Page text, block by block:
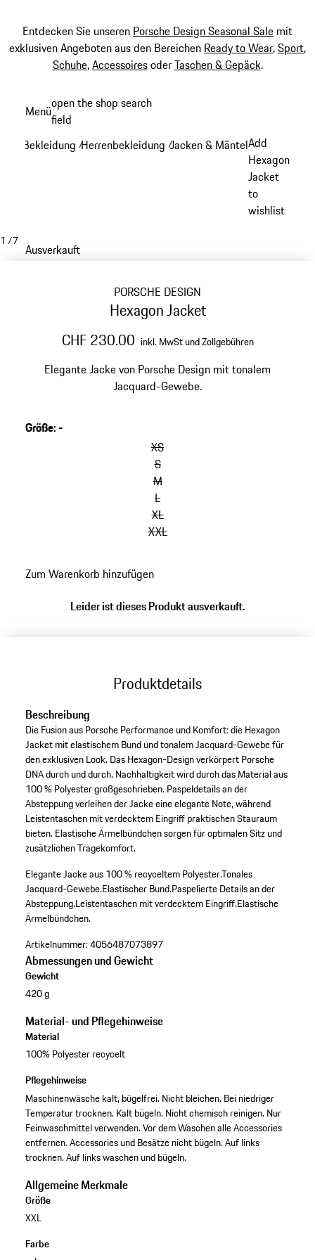
Entdecken Sie unseren Porsche Design Seasonal Sale mit
exklusiven Angeboten aus den Bereichen Ready to Wear,Sport,
Schuhe,AccessoiresoderTaschen & Gepäck.
Hauptinhalt
Menüopen the shop search
field
Bekleidung /Herrenbekleidung /Jacken & Mäntel /
Add
Hexagon
Jacket
to
wishlist
1 /7
Ausverkauft
PORSCHE DESIGN
Hexagon Jacket
CHF 230.00 inkl. MwSt und Zollgebühren
Elegante Jacke von Porsche Design mit tonalem
Jacquard-Gewebe.
Größe:-
XS
S
M
L
XL
XXL
Zum Warenkorb hinzufügen
Leider ist dieses Produkt ausverkauft.
Produktdetails
Beschreibung
Die Fusion aus Porsche Performance und Komfort: die Hexagon
Jacket mit elastischem Bund und tonalem Jacquard-Gewebe für
den exklusiven Look. Das Hexagon-Design verkörpert Porsche
DNA durch und durch. Nachhaltigkeit wird durch das Material aus
100 % Polyester großgeschrieben. Paspeldetails an der
Absteppung verleihen der Jacke eine elegante Note, während
Leistentaschen mit verdecktem Eingriff praktischen Stauraum
bieten. Elastische Ärmelbündchen sorgen für optimalen Sitz und
zusätzlichen Tragekomfort.
Elegante Jacke aus 100 % recyceltem Polyester.Tonales
Jacquard-Gewebe.Elastischer Bund.Paspelierte Details an der
Absteppung.Leistentaschen mit verdecktem Eingriff.Elastische
Ärmelbündchen.
Artikelnummer:4056487073897
Abmessungen und Gewicht
Gewicht
420 g
Material- und Pflegehinweise
Material
100% Polyester recycelt
Pflegehinweise
Maschinenwäsche kalt, bügelfrei. Nicht bleichen. Bei niedriger
Temperatur trocknen. Kalt bügeln. Nicht chemisch reinigen. Nur
Feinwaschmittel verwenden. Vor dem Waschen alle Accessories
entfernen. Accessories und Besätze nicht bügeln. Auf links
trocknen. Auf links waschen und bügeln.
Allgemeine Merkmale
Größe
XXL
Farbe